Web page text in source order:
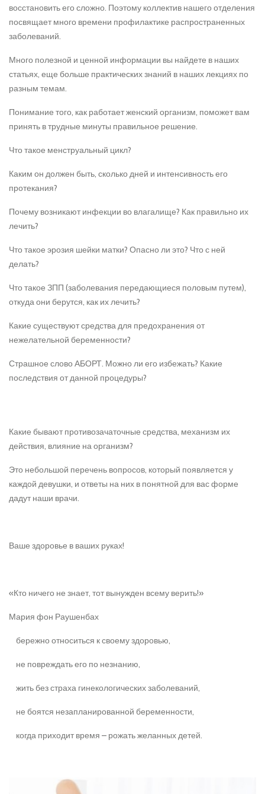
восстановить его сложно. Поэтому коллектив нашего отделения
посвящает много времени профилактике распространенных
заболеваний.
Много полезной и ценной информации вы найдете в наших
статьях, еще больше практических знаний в наших лекциях по
разным темам.
Понимание того, как работает женский организм, поможет вам
принять в трудные минуты правильное решение.
Что такое менструальный цикл?
Каким он должен быть, сколько дней и интенсивность его
протекания?
Почему возникают инфекции во влагалище? Как правильно их
лечить?
Что такое эрозия шейки матки? Опасно ли это? Что с ней
делать?
Что такое ЗПП (заболевания передающиеся половым путем),
откуда они берутся, как их лечить?
Какие существуют средства для предохранения от
нежелательной беременности?
Страшное слово АБОРТ. Можно ли его избежать? Какие
последствия от данной процедуры?
Какие бывают противозачаточные средства, механизм их
действия, влияние на организм?
Это небольшой перечень вопросов, который появляется у
каждой девушки, и ответы на них в понятной для вас форме
дадут наши врачи.
Ваше здоровье в ваших руках!
«Кто ничего не знает, тот вынужден всему верить!»
Мария фон Раушенбах
бережно относиться к своему здоровью,
не повреждать его по незнанию,
жить без страха гинекологических заболеваний,
не боятся незапланированной беременности,
когда приходит время – рожать желанных детей.